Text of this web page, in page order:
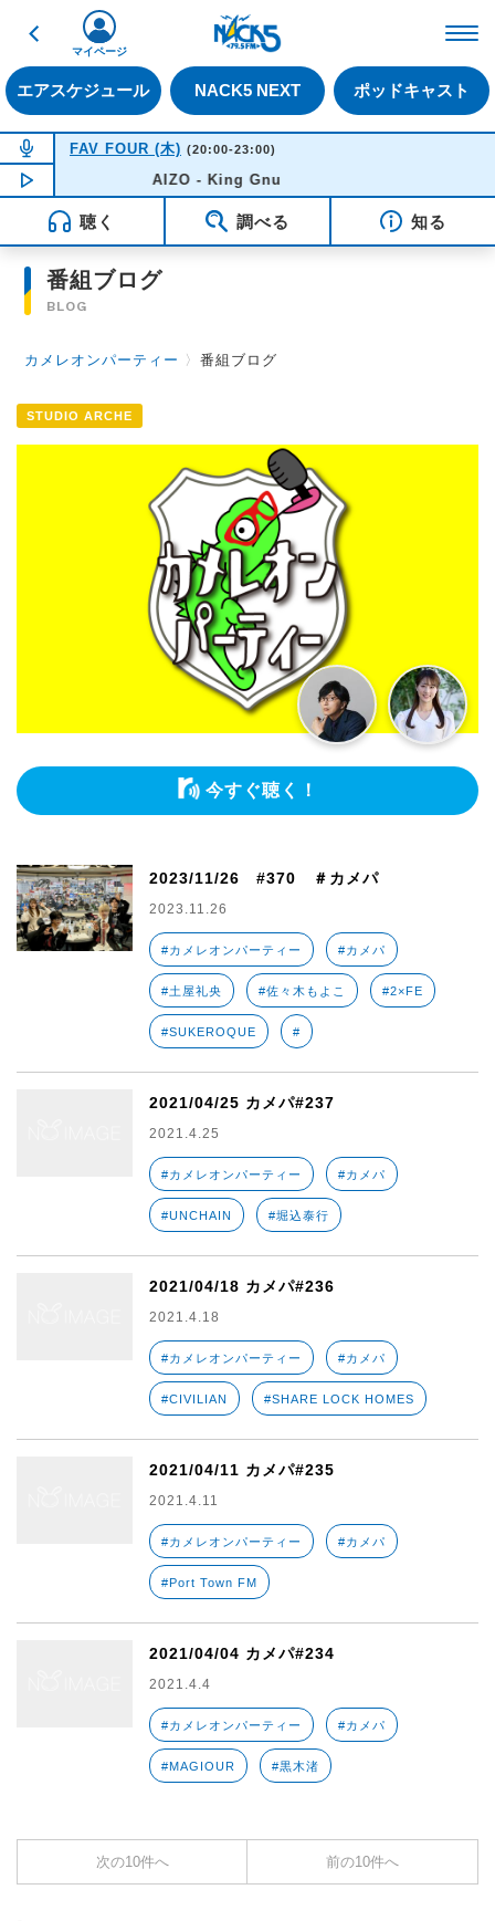
戻る
エアスケジュール NACK5 NEXT ポッドキャスト
マイページ
NOW ON AIR
FAV FOUR (木) (20:00-23:00)
NOW PLAYING 22:10
AIZO - King Gnu
聴く 調べる 知る
番組ブログ
BLOG
カメレオンパーティー 〉番組ブログ
STUDIO ARCHE
今すぐ聴く！
2023/11/26 #370 ＃カメパ
2023.11.26
#カメレオンパーティー #カメパ
#土屋礼央 #佐々木もよこ #2×FE
#SUKEROQUE #
2021/04/25 カメパ#237
2021.4.25
#カメレオンパーティー #カメパ
#UNCHAIN #堀込泰行
2021/04/18 カメパ#236
2021.4.18
#カメレオンパーティー #カメパ
#CIVILIAN #SHARE LOCK HOMES
2021/04/11 カメパ#235
2021.4.11
#カメレオンパーティー #カメパ
#Port Town FM
2021/04/04 カメパ#234
2021.4.4
#カメレオンパーティー #カメパ
#MAGIOUR #黒木渚
次の10件へ 前の10件へ